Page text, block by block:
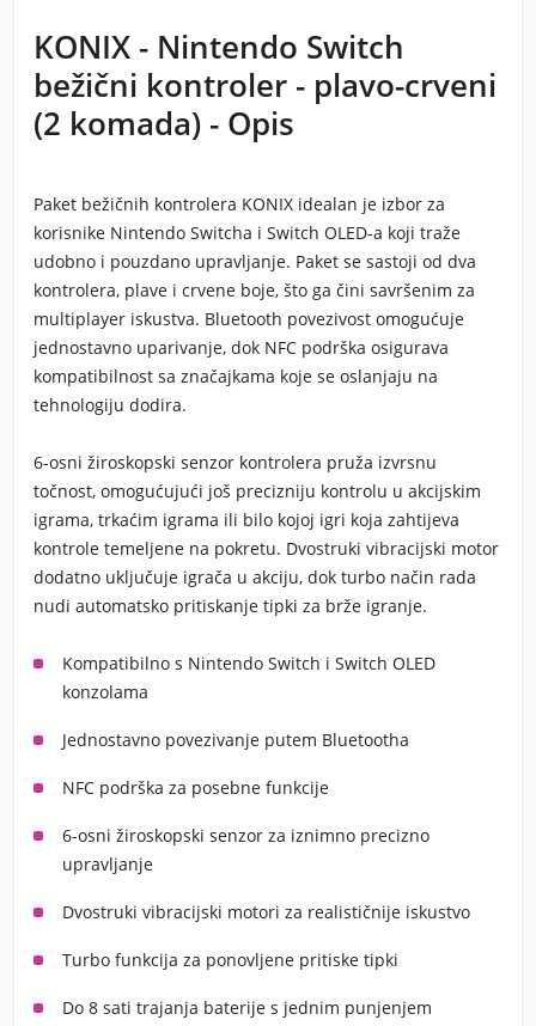
KONIX - Nintendo Switch
bežični kontroler - plavo-crveni
(2 komada) - Opis
Paket bežičnih kontrolera KONIX idealan je izbor za
korisnike Nintendo Switcha i Switch OLED-a koji traže
udobno i pouzdano upravljanje. Paket se sastoji od dva
kontrolera, plave i crvene boje, što ga čini savršenim za
multiplayer iskustva. Bluetooth povezivost omogućuje
jednostavno uparivanje, dok NFC podrška osigurava
kompatibilnost sa značajkama koje se oslanjaju na
tehnologiju dodira.
6-osni žiroskopski senzor kontrolera pruža izvrsnu
točnost, omogućujući još precizniju kontrolu u akcijskim
igrama, trkaćim igrama ili bilo kojoj igri koja zahtijeva
kontrole temeljene na pokretu. Dvostruki vibracijski motor
dodatno uključuje igrača u akciju, dok turbo način rada
nudi automatsko pritiskanje tipki za brže igranje.
Kompatibilno s Nintendo Switch i Switch OLED
konzolama
Jednostavno povezivanje putem Bluetootha
NFC podrška za posebne funkcije
6-osni žiroskopski senzor za iznimno precizno
upravljanje
Dvostruki vibracijski motori za realističnije iskustvo
Turbo funkcija za ponovljene pritiske tipki
Do 8 sati trajanja baterije s jednim punjenjem